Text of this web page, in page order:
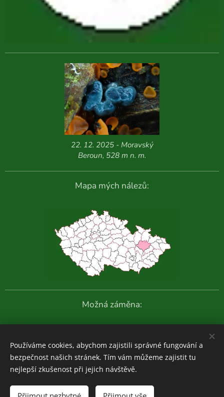
22. 12. 2025 - Moravský
Beroun, 528 m n. m.
Mapa mých nálezů:
Možná záměna:
Další fotografie:
Houboviny © 2020-2026
Používáme cookies, abychom zajistili správné fungování a
bezpečnost našich stránek. Tím vám můžeme zajistit tu
nejlepší zkušenost při jejich návštěvě.